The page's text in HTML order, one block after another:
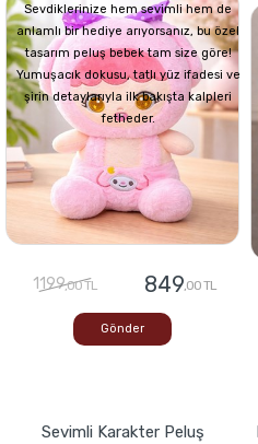
Sevdiklerinize hem sevimli hem de
anlamlı bir hediye arıyorsanız, bu özel
tasarım peluş bebek tam size göre!
Yumuşacık dokusu, tatlı yüz ifadesi ve
şirin detaylarıyla ilk bakışta kalpleri
fetheder.
1199,00 TL 849,00 TL
Gönder
Sevimli Karakter Peluş